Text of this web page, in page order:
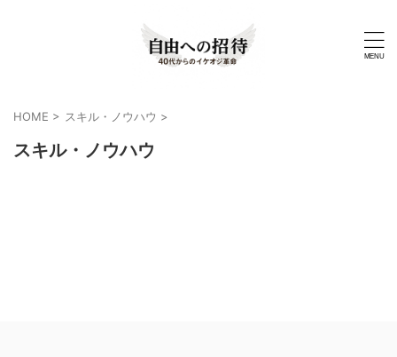
HOME > スキル・ノウハウ >
スキル・ノウハウ